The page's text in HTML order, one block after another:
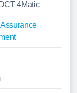
4Matic
Assurance